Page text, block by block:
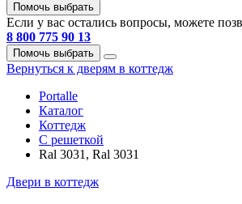
Помочь выбрать
Если у вас остались вопросы, можете
8 800 775 90 13
Помочь выбрать
Вернуться к дверям в коттедж
Portalle
Каталог
Коттедж
С решеткой
Ral 3031, Ral 3031
Двери в коттедж